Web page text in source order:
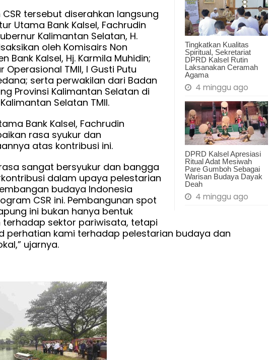
Pemberdayaan
UMKM
Daerah
Tingkatkan Kualitas
Spiritual, Sekretariat
DPRD Kalsel Rutin
Laksanakan Ceramah
Agama
4 minggu ago
DPRD Kalsel Apresiasi
Ritual Adat Mesiwah
Pare Gumboh Sebagai
Warisan Budaya Dayak
Deah
4 minggu ago
CSR tersebut diserahkan langsung
Utama Bank Kalsel, Fachrudin
Kalimantan Selatan, H.
oleh Komisairs Non
Bank Kalsel, Hj. Karmila Muhidin;
Operasional TMII, I Gusti Putu
serta perwakilan dari Badan
Provinsi Kalimantan Selatan di
Selatan TMII.
Bank Kalsel, Fachrudin
rasa syukur dan
atas kontribusi ini.
sangat bersyukur dan bangga
dalam upaya pelestarian
budaya Indonesia
CSR ini. Pembangunan spot
ini bukan hanya bentuk
terhadap sektor pariwisata, tetapi
perhatian kami terhadap pelestarian budaya dan
ujarnya.